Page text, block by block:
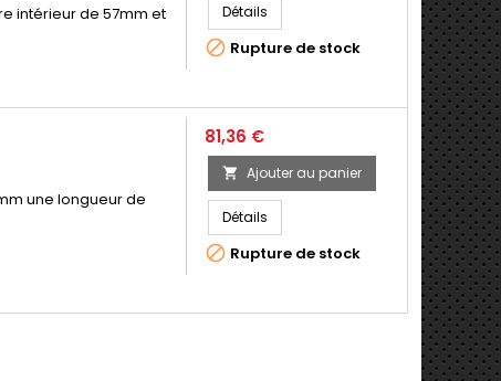
intérieur de 57mm et
Détails
 Rupture de stock
une longueur de
Prix
81,36 €
 Ajouter au panier
Détails
 Rupture de stock